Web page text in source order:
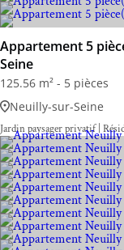
Appartement 5
Seine
125.56 m² - 5 pièces
Neuilly-sur-Seine
Jardin paysager privatif |